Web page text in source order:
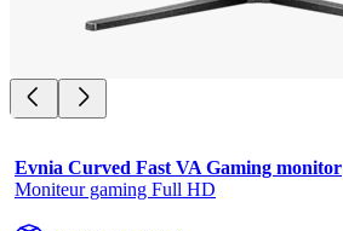
Evnia Curved Fast VA Gaming monitor
Moniteur gaming Full HD